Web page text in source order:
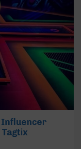
Influencer